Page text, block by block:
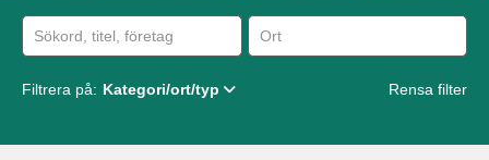
Filtrera på: Kategori/ort/typ Rensa filter